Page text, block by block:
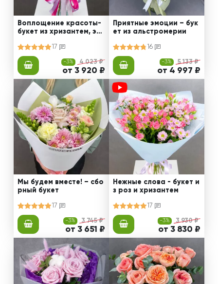
Воплощение красоты-
букет из хризантем, эус
17
-3% 4 023 ₽
от 3 920 ₽
Приятные эмоции – бук
ет из альстромерии
16
-3% 5 133 ₽
от 4 997 ₽
Мы будем вместе! – сбо
рный букет
17
-3% 3 745 ₽
от 3 651 ₽
Нежные слова - букет и
з роз и хризантем
17
-3% 3 930 ₽
от 3 830 ₽